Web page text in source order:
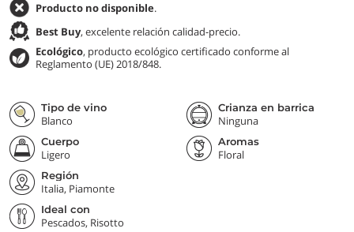
Producto no disponible.
Best Buy, excelente relación calidad-precio.
Ecológico, producto ecológico certificado conforme al
Reglamento (UE) 2018/848.
Tipo de vino
Blanco
Crianza en barrica
Ninguna
Cuerpo
Ligero
Aromas
Floral
Región
Italia, Piamonte
Ideal con
Pescados, Risotto